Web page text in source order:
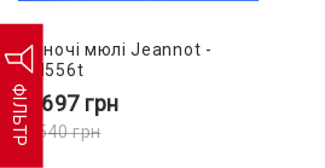
ФІЛЬТР
Жіночі мюлі Jeannot -
JN556t
4 697 грн
8 540грн